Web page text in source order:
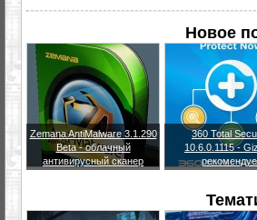
Новое
Zemana AntiMalware 3.1.290
Beta - облачный
антивирусный сканер
360 Total
10.6.0.1115 -